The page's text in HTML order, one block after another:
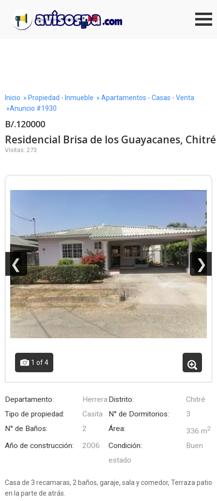
Inicio » Propiedad - Inmueble » Apartamentos - Casas - Venta
»Anuncio #1930
B/.120000
Residencial Brisa de los Guayacanes, Chitré
Visitas: 273
❮ ❯
1 of 4
Departamento: Herrera Distrito:
Chitré
Tipo de propiedad:
Casita N° de Dormitorios:
3
N° de Baños:
2 Área: 336 m2
Año de construcción: 2006 Condición:
Buen
estado
Casa de 3 recamaras, 2 baños, garaje, sala y comedor, Terraza patio
en la parte de atrás.